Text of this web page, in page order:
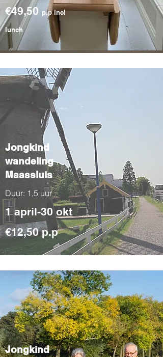
€49,50 p.p incl
lunch
Jongkind
wandeling
Maassluis
Duur: 1,5 uur
1 april-30 okt
€12,50 p.p
Jongkind